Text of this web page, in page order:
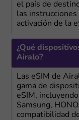
el país de
las
activación de la
¿Qué
Airalo?
Las eSIM de
gama de
eSIM,
Samsung,
compatibilidad